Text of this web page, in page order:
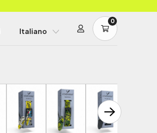
Italiano
0